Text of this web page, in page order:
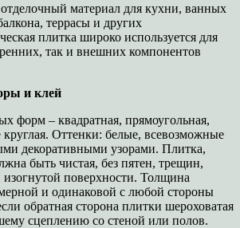
материал для кухни, ванных
террасы и других
плитка широко используется для
так и внешних компонентов
и клей
форм – квадратная, прямоугольная,
Оттенки: белые, всевозможные
декоративными узорами. Плитка,
быть чистая, без пятен, трещин,
поверхности. Толщина
и одинаковой с любой стороны
обратная сторона плитки шероховатая
сцеплению со стеной или полов.